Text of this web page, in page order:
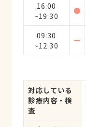
16:00
~19:30
●
09:30
~12:30
ー
対応している
診療内容・検
査